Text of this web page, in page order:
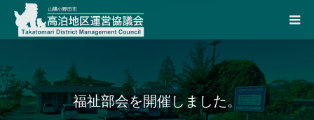
福祉部会を開催しました。